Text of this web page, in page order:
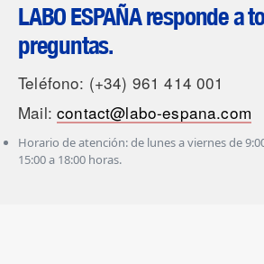
LABO ESPAÑA responde a
preguntas.
Teléfono: (+34) 961 414 001
Mail:contact@labo-espana.com
Horario de atención: de lunes a viernes de
15:00 a 18:00 horas.